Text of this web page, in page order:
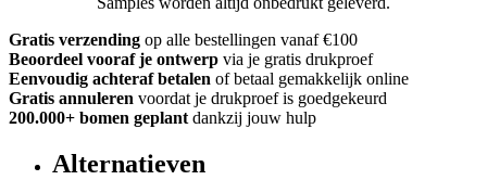
Gratis verzending op alle bestellingen vanaf €100
Beoordeel vooraf je ontwerp via je gratis drukproef
Eenvoudig achteraf betalen of betaal gemakkelijk online
Gratis annuleren voordat je drukproef is goedgekeurd
200.000+ bomen geplant dankzij jouw hulp
Alternatieven